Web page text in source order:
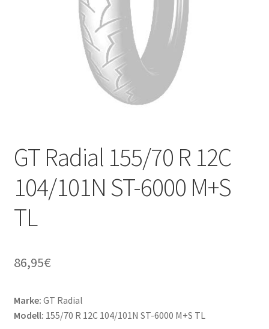
GT Radial 155/70 R 12C
104/101N ST-6000 M+S
TL
86,95€
Marke: GT Radial
Modell: 155/70 R 12C 104/101N ST-6000 M+S TL